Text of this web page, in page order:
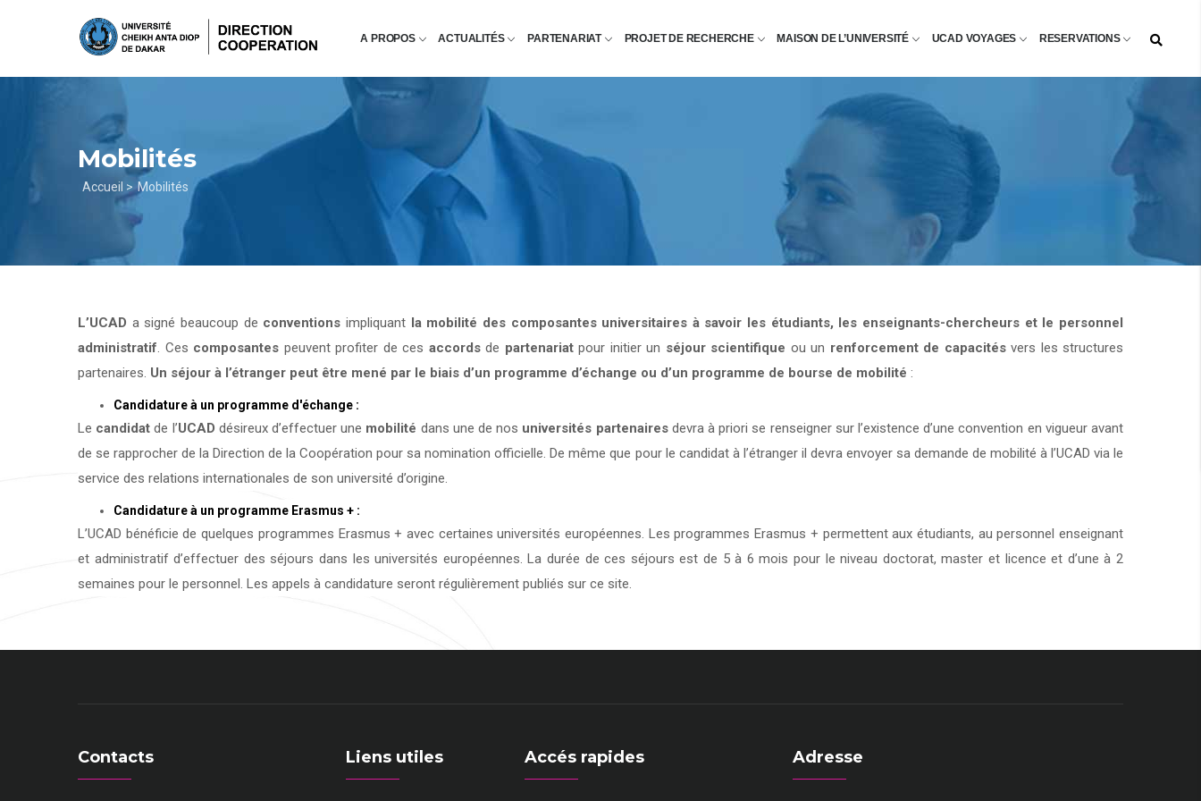
principal
A PROPOS ACTUALITÉS PARTENARIAT PROJET DE RECHERCHE MAISON DE L’UNIVERSITÉ UCAD VOYAGES RESERVATIONS
Mobilités
Fil
d'Ariane
Accueil > Mobilités
L’UCAD a signé beaucoup de conventions impliquant la mobilité des composantes universitaires à savoir les étudiants, les enseignants-chercheurs et le personnel
administratif. Ces composantes peuvent profiter de ces accordsde partenariatpour initier un séjour scientifique ou un renforcement de capacitésvers les structures
partenaires. Un séjour à l’étranger peut être mené par le biais d’un programme d’échange ou d’un programme de bourse de mobilité :
Candidature à un programme d'échange :
Le candidat de l’UCAD désireux d’effectuer une mobilité dans une de nos universités partenairesdevra à priori se renseigner sur l’existence d’une convention en vigueur avant
de se rapprocher de la Direction de la Coopération pour sa nomination officielle. De même que pour le candidat à l’étranger il devra envoyer sa demande de mobilité à l’UCAD via le
service des relations internationales de son université d’origine.
Candidature à un programme Erasmus + :
L’UCAD bénéficie de quelques programmes Erasmus + avec certaines universités européennes. Les programmes Erasmus + permettent aux étudiants, au personnel enseignant
et administratif d’effectuer des séjours dans les universités européennes. La durée de ces séjours est de 5 à 6 mois pour le niveau doctorat, master et licence et d’une à 2
semaines pour le personnel. Les appels à candidature seront régulièrement publiés sur ce site.
Contacts Liens utiles Accés rapides Adresse